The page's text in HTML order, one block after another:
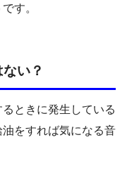
す。
い？
ときに発生している
をすれば気になる音